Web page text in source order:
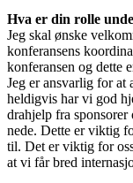
Hva er din rolle
Jeg skal ønske
konferansens
konferansen og dette
Jeg er ansvarlig for
heldigvis har vi god
drahjelp fra sponsorer
nede. Dette er viktig
til. Det er viktig for
at vi får bred